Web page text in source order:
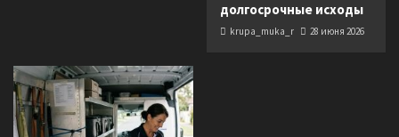
долгосрочные исходы
krupa_muka_r 28 июня 2026